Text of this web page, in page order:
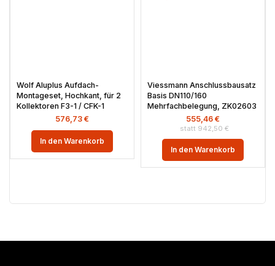
Wolf Aluplus Aufdach-
Montageset, Hochkant, für 2
Kollektoren F3-1 / CFK-1
576,73 €
In den Warenkorb
Viessmann Anschlussbausatz
Basis DN110/160
Mehrfachbelegung, ZK02603
942,50 €
555,46 €
In den Warenkorb